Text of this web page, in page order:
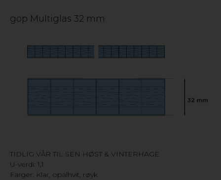
gop Multiglas 32 mm
TIDLIG VÅR TIL SEN HØST & VINTERHAGE
U-verdi: 1,1
Farger: Klar, opalhvit, røyk